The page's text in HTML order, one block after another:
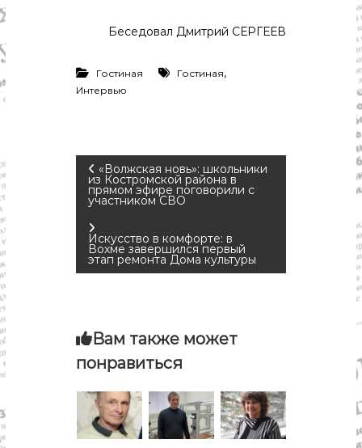
Беседовал Дмитрий СЕРГЕЕВ
Гостиная Гостиная,
Интервью
Н
а
в
и
а
ц
и
«Волжская новь»: школьники
из Костромской района в
прямом эфире поговорили с
участником СВО
Искусство в комфорте: в
Вохме завершился первый
этап ремонта Дома культуры
Вам также может
понравиться